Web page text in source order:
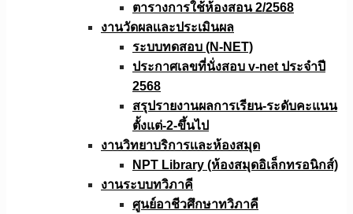
ตารางการใช้ห้องสอน 2/2568
งานวัดผลเเละประเมินผล
ระบบทดสอบ (N-NET)
ประกาศเลขที่นั่งสอบ v-net ประจำปี
2568
สรุปรายงานผลการเรียน-ระดับคะแนน
ตั้งแต่-2-ขึ้นไป
งานวิทยาบริการเเละห้องสมุด
NPT Library (ห้องสมุดอิเล็กทรอนิกส์)
งานระบบทวิภาคี
ศูนย์อาชีวศึกษาทวิภาคี